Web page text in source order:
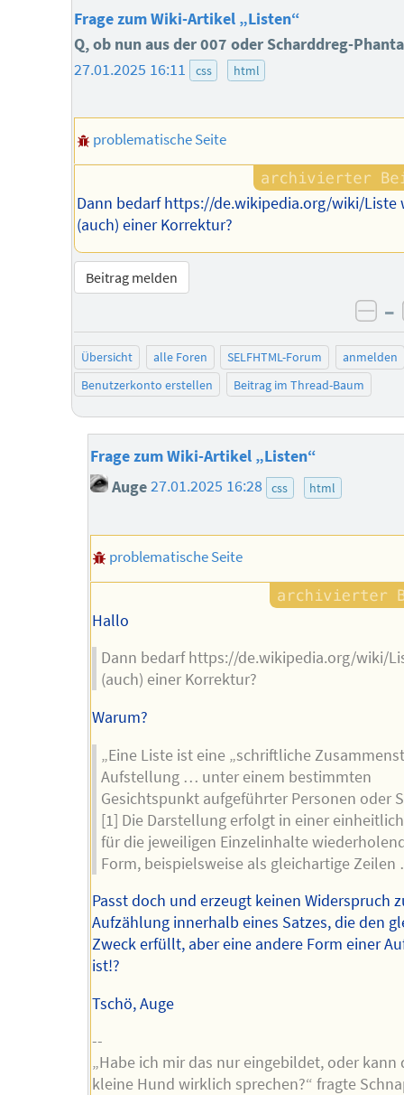
Frage zum Wiki-Artikel „Listen“
Q, ob nun aus der 007 oder Scharddreg-
27.01.2025 16:11
css html
problematische Seite
Dann bedarf https://de.wikipedia.org/wiki/Liste
(auch) einer Korrektur?
Beitrag melden
–
Übersicht alle Foren SELFHTML-Forum
anmelden
Benutzerkonto erstellen
Beitrag im Thread-Baum
Frage zum Wiki-Artikel „Listen“
Auge 27.01.2025 16:28 css html
problematische Seite
Hallo
Dann bedarf https://de.wikipedia.org/wiki/
(auch) einer Korrektur?
Warum?
„Eine Liste ist eine „schriftliche
Aufstellung … unter einem bestimmten
Gesichtspunkt aufgeführter Personen oder
[1] Die Darstellung erfolgt in einer
für die jeweiligen Einzelinhalte
Form, beispielsweise als gleichartige Zeilen
Passt doch und erzeugt keinen Widerspruch
Aufzählung innerhalb eines Satzes, die den
Zweck erfüllt, aber eine andere Form einer
ist!?
Tschö, Auge
--
„Habe ich mir das nur eingebildet, oder kann
kleine Hund wirklich sprechen?“ fragte